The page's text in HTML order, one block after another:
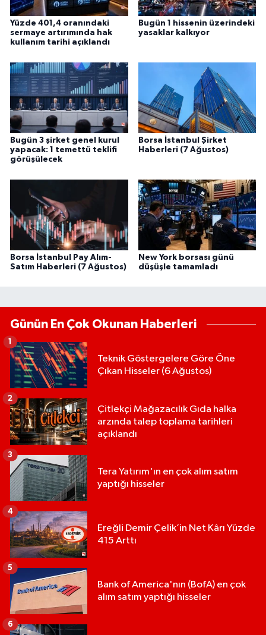
Yüzde 401,4 oranındaki
sermaye artırımında hak
kullanım tarihi açıklandı
Bugün 1 hissenin üzerindeki
yasaklar kalkıyor
Bugün 3 şirket genel kurul
yapacak: 1 temettü teklifi
görüşülecek
Borsa İstanbul Şirket
Haberleri (7 Ağustos)
Borsa İstanbul Pay Alım-
Satım Haberleri (7 Ağustos)
New York borsası günü
düşüşle tamamladı
Günün En Çok Okunan Haberleri
Teknik Göstergelere Göre Öne
Çıkan Hisseler (6 Ağustos)
1
Çitlekçi Mağazacılık Gıda halka
arzında talep toplama tarihleri
açıklandı
2
Tera Yatırım'ın en çok alım satım
yaptığı hisseler
3
Ereğli Demir Çelik’in Net Kârı Yüzde
415 Arttı
4
Bank of America'nın (BofA) en çok
alım satım yaptığı hisseler
5
6